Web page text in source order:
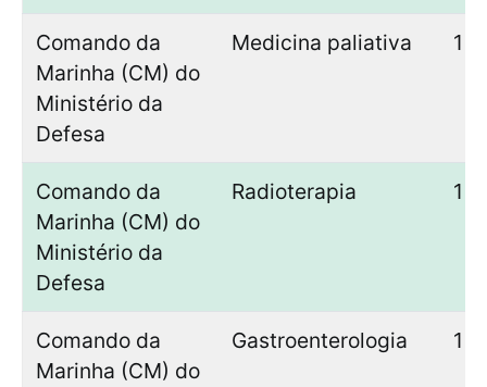
Comando da
Marinha (CM) do
Ministério da
Defesa
Medicina paliativa 1
Comando da
Marinha (CM) do
Ministério da
Defesa
Radioterapia 1
Comando da
Marinha (CM) do
Gastroenterologia 1